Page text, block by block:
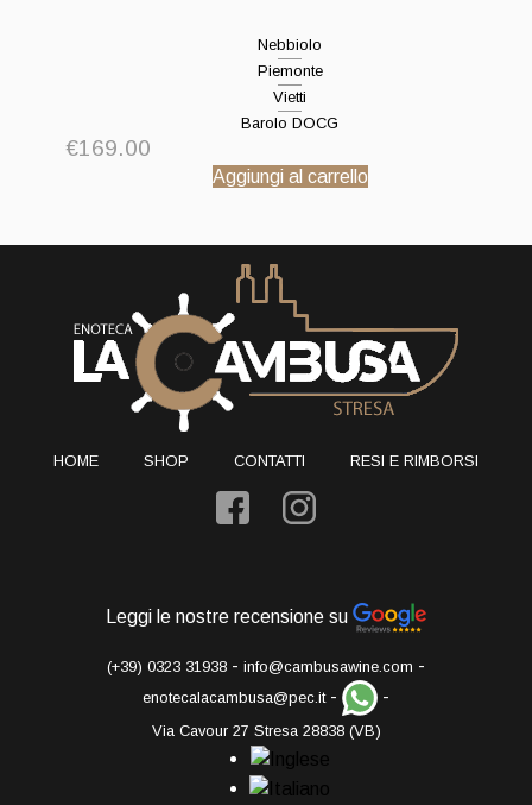
Nebbiolo
Piemonte
Vietti
Barolo DOCG
€169.00
Aggiungi al carrello
HOME SHOP CONTATTI RESI E RIMBORSI
Leggi le nostre recensione su
(+39) 0323 31938 - info@cambusawine.com -
enotecalacambusa@pec.it- -
Via Cavour 27 Stresa 28838 (VB)